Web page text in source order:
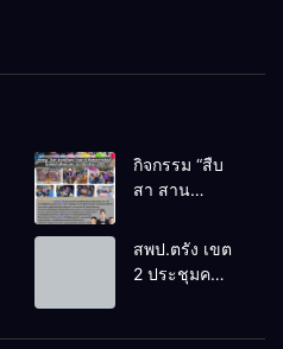
กิจกรรม “สืบ
สา สาน
ล้านนาวิถี สู่
โลกแห่งการ
เรียนรู้”
สันพระเนตร
สพป.ตรัง เขต
2 ประชุมคณะ